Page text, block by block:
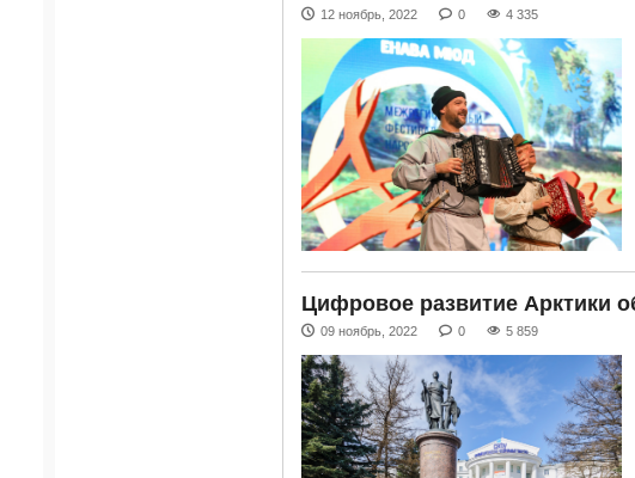
12 ноябрь, 2022 0 4 335
Цифровое развитие Арктики
09 ноябрь, 2022 0 5 859